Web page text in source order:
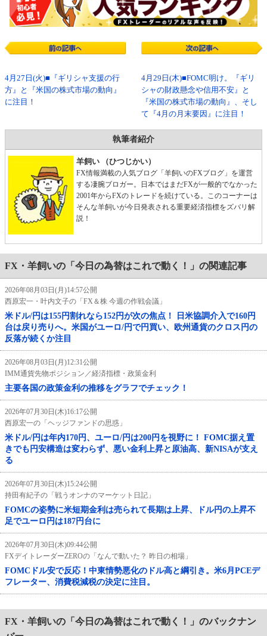
4月27日(火)■『ギリシャ支援の行
方』と『米国の株式市場の動向』
に注目！
4月29日(木)■FOMC明け。『ギリ
シャの財政懸念や信用不安』と
『米国の株式市場の動向』、そし
て『4月の月末要因』に注目！
執筆者紹介
羊飼い （ひつじかい）
FX情報満載の人気ブログ「羊飼いのFXブログ」を運営
する凄腕ブロガー。日本ではまだFXが一般的でなかった
2001年からFXのトレードを続けている。このコーナーは
そんな羊飼いが今日発表される重要経済指標をズバリ解
説！
FX・羊飼いの「今日の為替はこれで動く！」の関連記事
2026年08月03日(月)14:57公開
西原宏一・叶内文子の「FX＆株 今週の作戦会議」
米ドル/円は155円割れなら152円が次の焦点！ 日米協調介入で160円
台は戻り売りへ。米国がユーロ/円で円買い、欧州通貨のクロス円の
反落が続くか注目
2026年08月03日(月)12:31公開
IMM通貨先物ポジション／経済指標・政策金利
主要各国の政策金利の推移をグラフでチェック！
2026年07月30日(木)16:17公開
西原宏一の「ヘッジファンドの思惑」
米ドル/円は年内170円、ユーロ/円は200円を視野に！ FOMC据え置
きでも円安構造は変わらず、悪い金利上昇と原油高、新NISAが支え
る
2026年07月30日(木)15:24公開
持田有紀子の「戦うオンナのマーケット日記」
FOMCの姿勢に米短期金利は売られて長期は上昇、ドル円の上昇不
足でユーロ円は187円台に
2026年07月30日(木)09:44公開
FXデイトレーダーZEROの「なんで動いた？ 昨日の相場」
FOMCドル安で反応！中東情勢悪化のドル高と綱引き。米6月PCEデ
フレーター、消費税減税の決定に注目。
FX・羊飼いの「今日の為替はこれで動く！」のバックナン